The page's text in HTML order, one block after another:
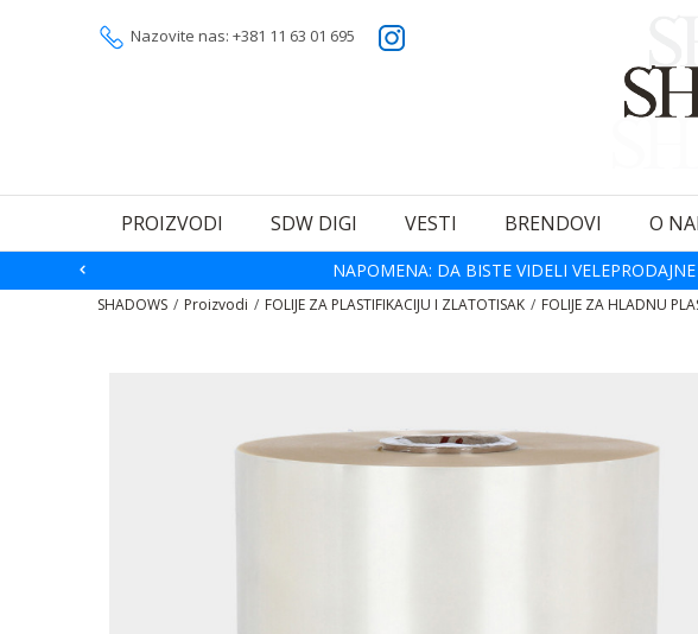
Nazovite nas: +381 11 63 01 695
PROIZVODI SDW DIGI VESTI BRENDOVI O
NAPOMENA: DA BISTE VIDELI
SHADOWS Proizvodi FOLIJE ZA PLASTIFIKACIJU I ZLATOTISAK FOLIJE ZA HLADNU